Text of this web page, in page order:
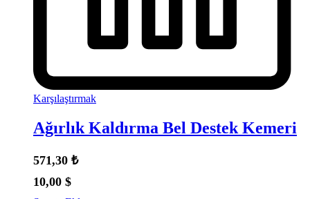
Karşılaştırmak
Ağırlık Kaldırma Bel Destek Kemeri
571,30 ₺
10,00 $